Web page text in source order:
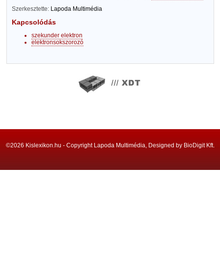
Szerkesztette: Lapoda Multimédia
Kapcsolódás
szekunder elektron
elektronsokszorozó
©2026 Kislexikon.hu - Copyright Lapoda Multimédia, Designed by BioDigit Kft.